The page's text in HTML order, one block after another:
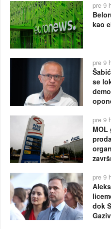
pre 9
kao
pre 9
se
pre 9
MOL
pre 9
dok